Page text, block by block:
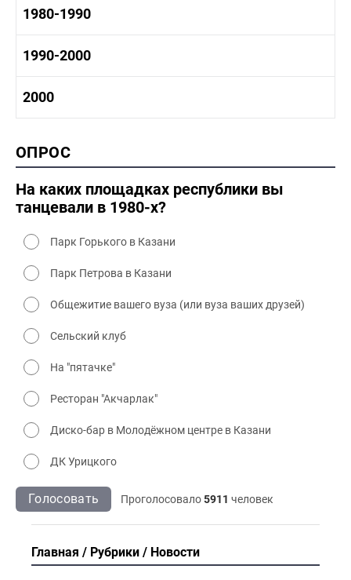
1960-1970 культура
1970-1980 история
1970-1980 культура
1970 - 1980 быт
1980-1990
1980 -1990 история
1980-1990 культура
1990-2000
1990-2000 культура
2000
2000 промышленность
2000 культура
ОПРОС
На каких площадках республики вы
танцевали в 1980-х?
Парк Горького в Казани
Парк Петрова в Казани
Общежитие вашего вуза (или вуза ваших друзей)
Сельский клуб
На "пятачке"
Ресторан "Акчарлак"
Диско-бар в Молодёжном центре в Казани
ДК Урицкого
Голосовать Проголосовало5911 человек
Главная Рубрики Новости